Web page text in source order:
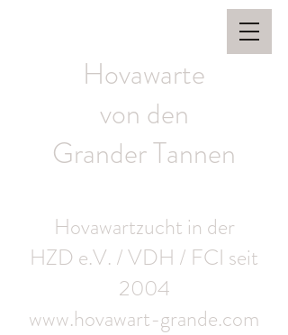
Hovawarte
von den
Grander Tannen
Hovawartzucht in der
HZD e.V. / VDH / FCI seit
2004
www.hovawart-grande.com